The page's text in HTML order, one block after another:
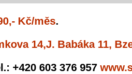
Kč/měs.
14,J. Babáka 11,
+420 603 376 957